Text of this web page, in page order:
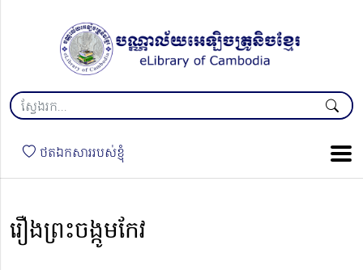
ថតឯកសាររបស់ខ្ញុំ
រឿងព្រះចង្កូមកែវ